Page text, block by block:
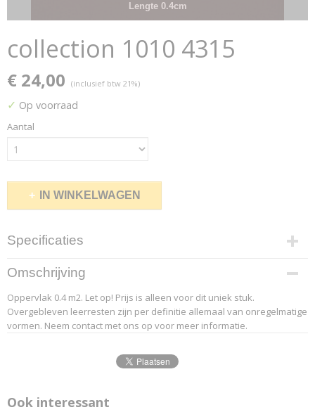
Lengte 0.4cm
collection 1010 4315
€ 24,00 (inclusief btw 21%)
✓ Op voorraad
Aantal
IN WINKELWAGEN
Specificaties
Productcode leverancier
20-1
Omschrijving
Oppervlak 0.4 m2. Let op! Prijs is alleen voor dit uniek stuk.
Overgebleven leerresten zijn per definitie allemaal van onregelmatige
vormen. Neem contact met ons op voor meer informatie.
Ook interessant